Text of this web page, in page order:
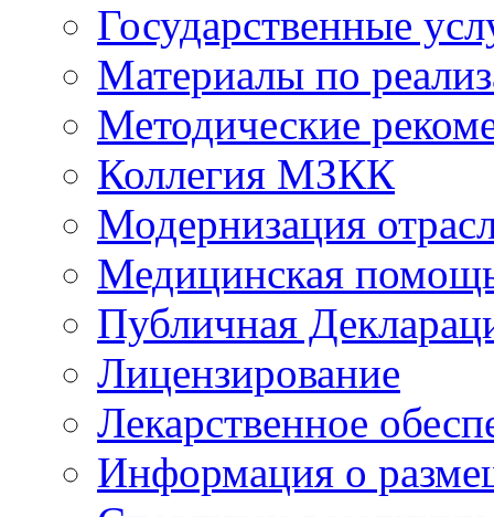
Государственные
Материалы по
Методические
Коллегия МЗКК
Модернизация
Медицинская
Публичная
Лицензирование
Лекарственное
Информация о